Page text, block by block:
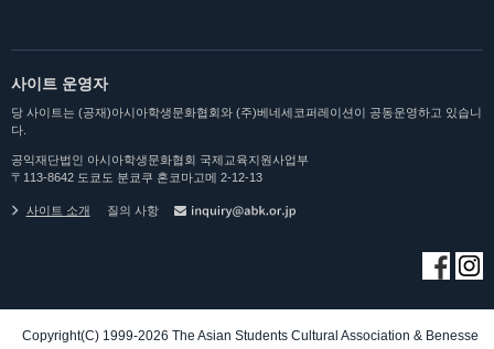
사이트 운영자
당 사이트는 (공재)아시아학생문화협회와 (주)베네세코퍼레이션이 공동운영하고 있습니
다.
공익재단법인 아시아학생문화협회 국제교육지원사업부
〒113-8642 도쿄도 분쿄쿠 혼코마고메 2-12-13
사이트 소개 질의 사항
Copyright(C) 1999-2026 The Asian Students Cultural Association & Benesse